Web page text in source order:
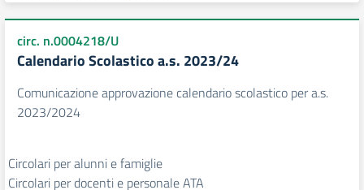
circ. n.0004218/U
Calendario Scolastico a.s. 2023/24
Comunicazione approvazione calendario scolastico per a.s.
2023/2024
Circolari per alunni e famiglie
Circolari per docenti e personale ATA